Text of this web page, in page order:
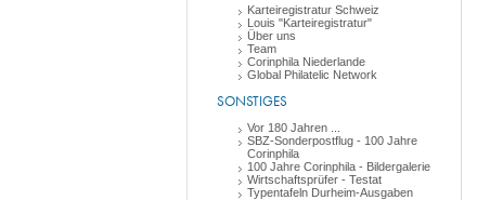
Karteiregistratur Schweiz
Louis "Karteiregistratur"
Über uns
Team
Corinphila Niederlande
Global Philatelic Network
SONSTIGES
Vor 180 Jahren ...
SBZ-Sonderpostflug - 100 Jahre
Corinphila
100 Jahre Corinphila - Bildergalerie
Wirtschaftsprüfer - Testat
Typentafeln Durheim-Ausgaben